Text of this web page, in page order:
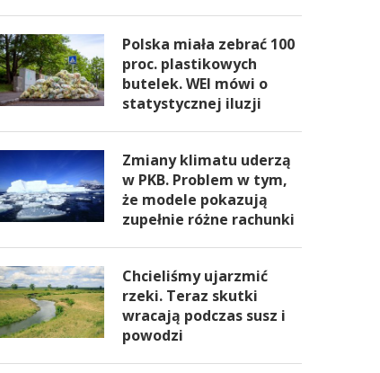
Polska miała zebrać 100
proc. plastikowych
butelek. WEI mówi o
statystycznej iluzji
Zmiany klimatu uderzą
w PKB. Problem w tym,
że modele pokazują
zupełnie różne rachunki
Chcieliśmy ujarzmić
rzeki. Teraz skutki
wracają podczas susz i
powodzi